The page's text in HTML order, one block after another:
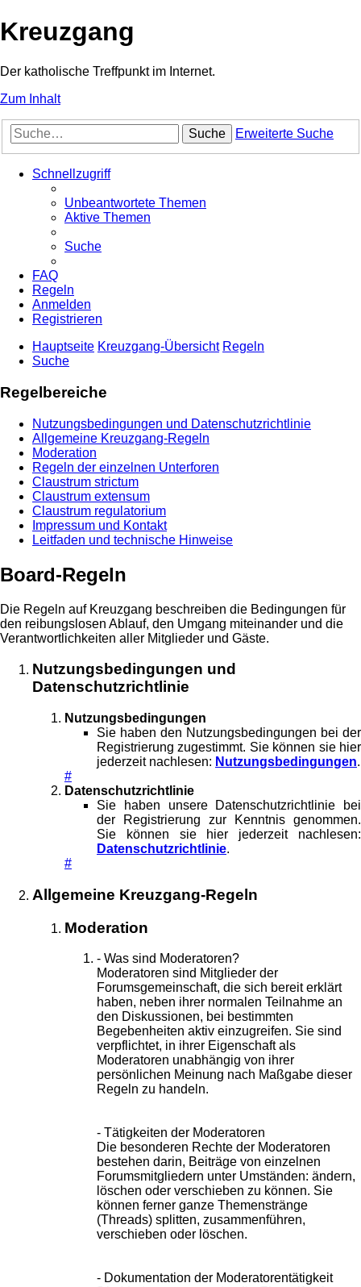
Kreuzgang
Der katholische Treffpunkt im Internet.
Zum Inhalt
Suche Erweiterte Suche
Schnellzugriff
Unbeantwortete Themen
Aktive Themen
Suche
FAQ
Regeln
Anmelden
Registrieren
Hauptseite Kreuzgang-Übersicht Regeln
Suche
Regelbereiche
Nutzungsbedingungen und Datenschutzrichtlinie
Allgemeine Kreuzgang-Regeln
Moderation
Regeln der einzelnen Unterforen
Claustrum strictum
Claustrum extensum
Claustrum regulatorium
Impressum und Kontakt
Leitfaden und technische Hinweise
Board-Regeln
Die Regeln auf Kreuzgang beschreiben die Bedingungen für
den reibungslosen Ablauf, den Umgang miteinander und die
Verantwortlichkeiten aller Mitglieder und Gäste.
Nutzungsbedingungen und
Datenschutzrichtlinie
Nutzungsbedingungen
Sie haben den Nutzungsbedingungen bei der
Registrierung zugestimmt. Sie können sie hier
jederzeit nachlesen: Nutzungsbedingungen.
#
Datenschutzrichtlinie
Sie haben unsere Datenschutzrichtlinie bei
der Registrierung zur Kenntnis genommen.
Sie können sie hier jederzeit nachlesen:
Datenschutzrichtlinie.
#
Allgemeine Kreuzgang-Regeln
Moderation
- Was sind Moderatoren?
Moderatoren sind Mitglieder der
Forumsgemeinschaft, die sich bereit erklärt
haben, neben ihrer normalen Teilnahme an
den Diskussionen, bei bestimmten
Begebenheiten aktiv einzugreifen. Sie sind
verpflichtet, in ihrer Eigenschaft als
Moderatoren unabhängig von ihrer
persönlichen Meinung nach Maßgabe dieser
Regeln zu handeln.
- Tätigkeiten der Moderatoren
Die besonderen Rechte der Moderatoren
bestehen darin, Beiträge von einzelnen
Forumsmitgliedern unter Umständen: ändern,
löschen oder verschieben zu können. Sie
können ferner ganze Themenstränge
(Threads) splitten, zusammenführen,
verschieben oder löschen.
- Dokumentation der Moderatorentätigkeit